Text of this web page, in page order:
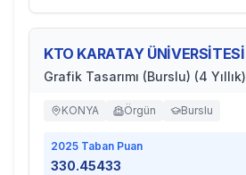
KTO KARATAY ÜNİVERSİTESİ
Grafik Tasarımı (Burslu) (4 Yıllık)
KONYA Örgün Burslu
2025 Taban Puan
330.45433